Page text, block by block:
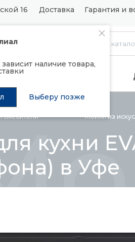
16 Доставка Гарантия и
наличие товара,
Выберу позже
Подъемные механизмы
смесители Мойки из
кухни
в Уфе